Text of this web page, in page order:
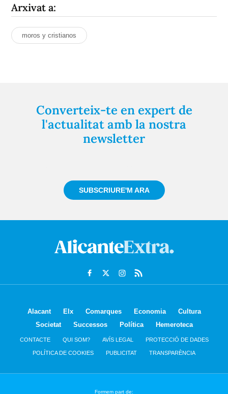
Arxivat a:
moros y cristianos
Converteix-te en expert de
l'actualitat amb la nostra
newsletter
SUBSCRIURE'M ARA
Alacant Elx Comarques Economia
Cultura
Societat
Successos Política Hemeroteca
CONTACTE QUI SOM? AVÍS LEGAL PROTECCIÓ DE DADES
POLÍTICA DE COOKIES PUBLICITAT TRANSPARÈNCIA
Formem part de: